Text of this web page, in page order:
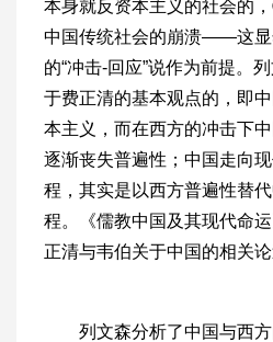
本身就反资本主义的社会的
中国传统社会的崩溃——这显
的“冲击-回应”说作为前提。
于费正清的基本观点的，即
本主义，而在西方的冲击下
逐渐丧失普遍性；中国走向
程，其实是以西方普遍性替
程。《儒教中国及其现代命
正清与韦伯关于中国的相关论
列文森分析了中国与西方